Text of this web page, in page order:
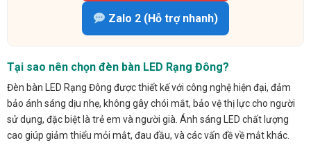
Zalo 2 (Hỗ trợ nhanh)
Tại sao nên chọn đèn bàn LED Rạng Đông?
Đèn bàn LED Rạng Đông được thiết kế với công nghệ hiện đại, đảm
bảo ánh sáng dịu nhẹ, không gây chói mắt, bảo vệ thị lực cho người
sử dụng, đặc biệt là trẻ em và người già. Ánh sáng LED chất lượng
cao giúp giảm thiểu mỏi mắt, đau đầu, và các vấn đề về mắt khác.